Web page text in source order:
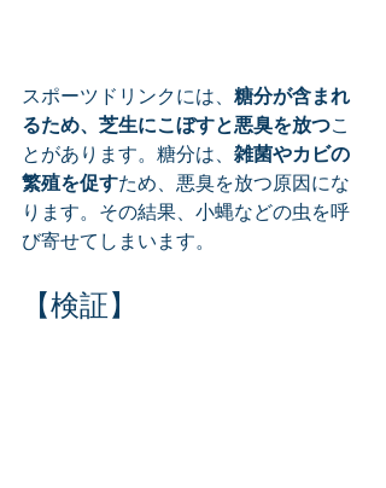
スポーツドリンクには、 糖分が含まれ
るため、芝生にこぼすと悪臭を放つこ
とがあります。糖分は、 雑菌やカビの
繁殖を促すため、悪臭を放つ原因にな
ります。その結果、小蝿などの虫を呼
び寄せてしまいます。
【検証】